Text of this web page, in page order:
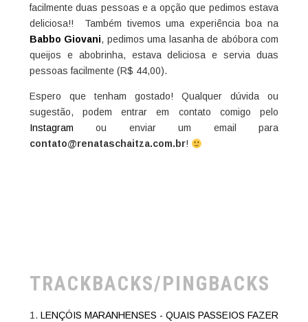
facilmente duas pessoas e a opção que pedimos estava
deliciosa!! Também tivemos uma experiência boa na
Babbo Giovani, pedimos uma lasanha de abóbora com
queijos e abobrinha, estava deliciosa e servia duas
pessoas facilmente (R$ 44,00).
Espero que tenham gostado! Qualquer dúvida ou
sugestão, podem entrar em contato comigo pelo
Instagram ou enviar um email para
contato@renataschaitza.com.br!
TRACKBACKS/PINGBACKS
LENÇÓIS MARANHENSES - QUAIS PASSEIOS FAZER